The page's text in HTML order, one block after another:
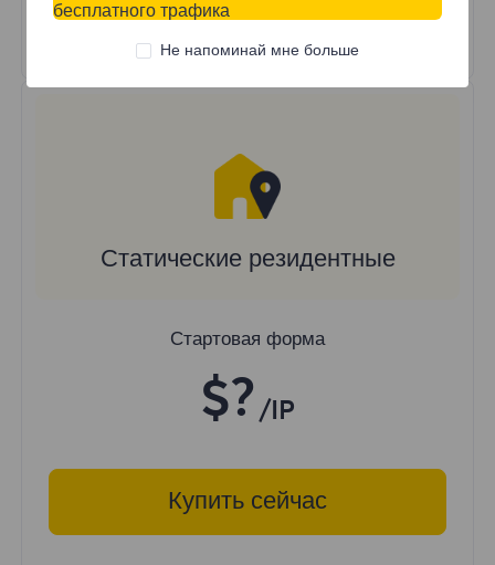
Узнать больше
Статические резидентные
Стартовая форма
$? /IP
Купить сейчас
бесплатного трафика
Не напоминай мне больше